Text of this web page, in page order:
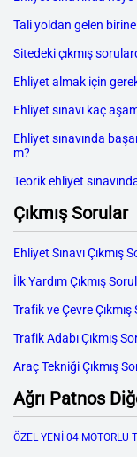
Tali yoldan gelen
Sitedeki çıkmış
Ehliyet almak için
Ehliyet sınavı kaç
Ehliyet sınavında
m?
Teorik ehliyet
Çıkmış Sorular
Ehliyet Sınavı Çıkmış
İlk Yardım Çıkmış
Trafik ve Çevre
Trafik Adabı Çıkmış
Araç Tekniği Çıkmış
Ağrı Patnos
ÖZEL YENİ 04 MOTORLU